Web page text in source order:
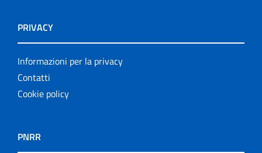
PRIVACY
Informazioni per la privacy
Contatti
Cookie policy
PNRR